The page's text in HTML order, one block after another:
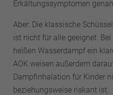
Erkältungssymptomen
Aber: Die klassische
ist nicht für alle geeignet.
heißen Wasserdampf ein
AOK weisen außerdem
Dampfinhalation für Kinder
beziehungsweise riskant ist.